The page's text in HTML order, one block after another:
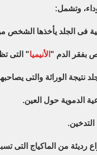
وتشمل:
فى الجلد يأخذها الشخص من
بفقر الدم " الأنيميا" التى
نتيجة الوراثة والتى
الدموية حول العين.
.
رديئة من الماكياج التى